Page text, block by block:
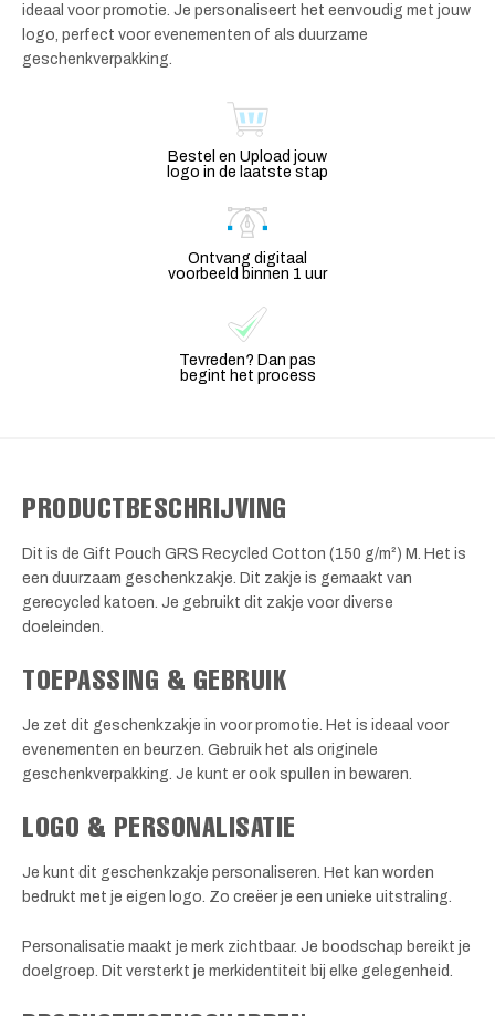
ideaal voor promotie. Je personaliseert het eenvoudig met jouw
logo, perfect voor evenementen of als duurzame
geschenkverpakking.
Bestel en Upload jouw
logo in de laatste stap
Ontvang digitaal
voorbeeld binnen 1 uur
Tevreden? Dan pas
begint het process
PRODUCTBESCHRIJVING
Dit is de Gift Pouch GRS Recycled Cotton (150 g/m²) M. Het is
een duurzaam geschenkzakje. Dit zakje is gemaakt van
gerecycled katoen. Je gebruikt dit zakje voor diverse
doeleinden.
TOEPASSING & GEBRUIK
Je zet dit geschenkzakje in voor promotie. Het is ideaal voor
evenementen en beurzen. Gebruik het als originele
geschenkverpakking. Je kunt er ook spullen in bewaren.
LOGO & PERSONALISATIE
Je kunt dit geschenkzakje personaliseren. Het kan worden
bedrukt met je eigen logo. Zo creëer je een unieke uitstraling.
Personalisatie maakt je merk zichtbaar. Je boodschap bereikt je
doelgroep. Dit versterkt je merkidentiteit bij elke gelegenheid.